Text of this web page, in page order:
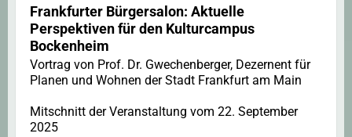
Frankfurter Bürgersalon: Aktuelle
Perspektiven für den Kulturcampus
Bockenheim
Vortrag von Prof. Dr. Gwechenberger, Dezernent für
Planen und Wohnen der Stadt Frankfurt am Main
Mitschnitt der Veranstaltung vom 22. September
2025